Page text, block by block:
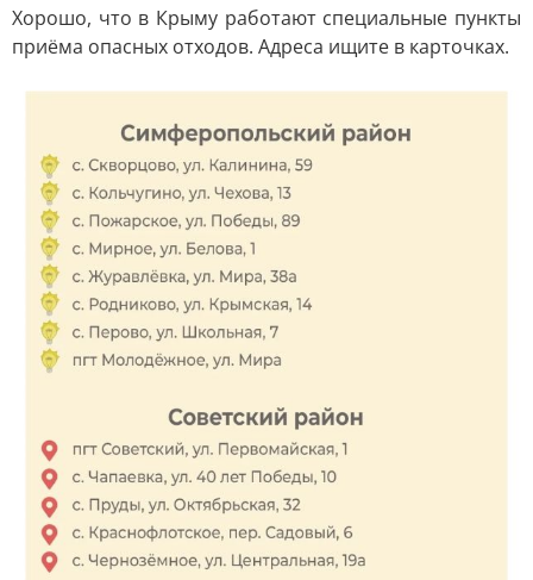
Хорошо, что в Крыму работают специальные пункты
приёма опасных отходов. Адреса ищите в карточках.